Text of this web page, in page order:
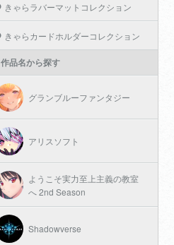
きゃらラバーマットコレクション
きゃらカードホルダーコレクション
作品名から探す
グランブルーファンタジー
アリスソフト
ようこそ実力至上主義の教室
へ 2nd Season
Shadowverse